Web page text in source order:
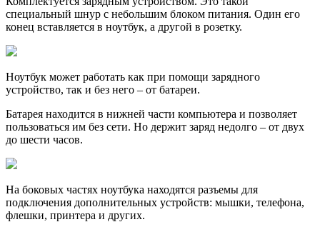
специальный шнур с небольшим блоком питания. Один его
конец вставляется в ноутбук, а другой в розетку.
Ноутбук может работать как при помощи зарядного
устройство, так и без него – от батареи.
Батарея находится в нижней части компьютера и позволяет
пользоваться им без сети. Но держит заряд недолго – от двух
до шести часов.
На боковых частях ноутбука находятся разъемы для
подключения дополнительных устройств: мышки, телефона,
флешки, принтера и других.